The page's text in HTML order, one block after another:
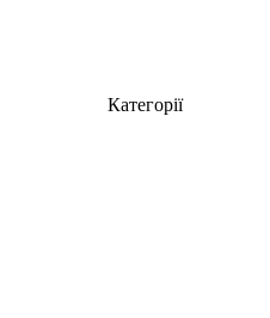
Категорії